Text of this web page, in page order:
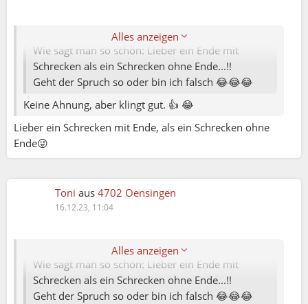
Alles anzeigen
Wie sagt man so schön: Lieber ein Ende mit
Schrecken als ein Schrecken ohne Ende...!!
Geht der Spruch so oder bin ich falsch 😂😂😂
Keine Ahnung, aber klingt gut. 👍 😂
Lieber ein Schrecken mit Ende, als ein Schrecken ohne
Ende😜
Toni aus 4702 Oensingen
16.12.23, 11:04
Alles anzeigen
Elena79:
Wie sagt man so schön: Lieber ein Ende mit
Schrecken als ein Schrecken ohne Ende...!!
Geht der Spruch so oder bin ich falsch 😂😂😂